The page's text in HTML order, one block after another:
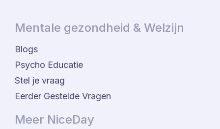
Mentale gezondheid & Welzijn
Blogs
Psycho Educatie
Stel je vraag
Eerder Gestelde Vragen
Meer NiceDay